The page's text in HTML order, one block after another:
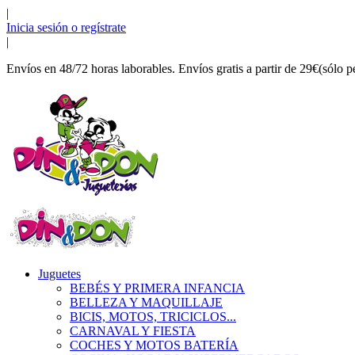
|
Inicia sesión o regístrate
|
Envíos en 48/72 horas laborables. Envíos gratis a partir de 29€(sólo
Juguetes
BEBÉS Y PRIMERA INFANCIA
BELLEZA Y MAQUILLAJE
BICIS, MOTOS, TRICICLOS...
CARNAVAL Y FIESTA
COCHES Y MOTOS BATERÍA